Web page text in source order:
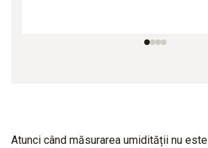
Atunci când măsurarea umidității nu